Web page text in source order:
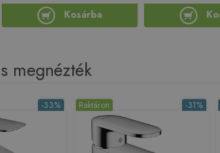
Kosárba
megnézték
-33% -31%
Raktáron